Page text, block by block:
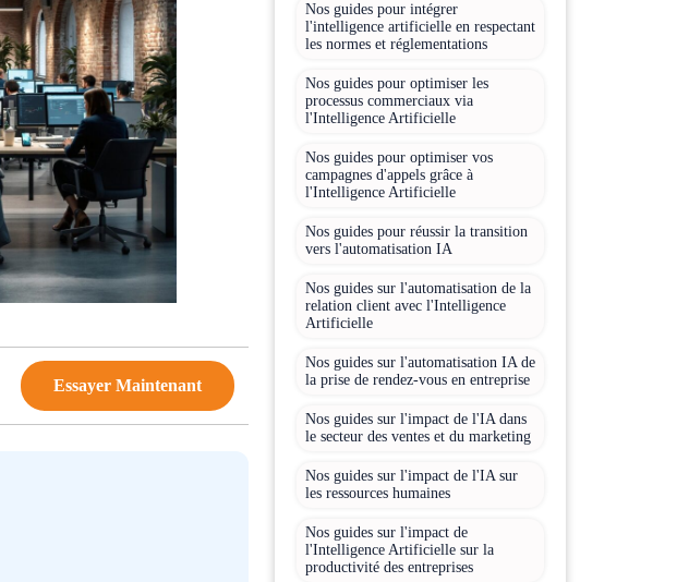
Essayer Maintenant
Nos guides pour intégrer
l'intelligence artificielle en respectant
les normes et réglementations
Nos guides pour optimiser les
processus commerciaux via
l'Intelligence Artificielle
Nos guides pour optimiser vos
campagnes d'appels grâce à
l'Intelligence Artificielle
Nos guides pour réussir la transition
vers l'automatisation IA
Nos guides sur l'automatisation de la
relation client avec l'Intelligence
Artificielle
Nos guides sur l'automatisation IA de
la prise de rendez-vous en entreprise
Nos guides sur l'impact de l'IA dans
le secteur des ventes et du marketing
Nos guides sur l'impact de l'IA sur
les ressources humaines
Nos guides sur l'impact de
l'Intelligence Artificielle sur la
productivité des entreprises